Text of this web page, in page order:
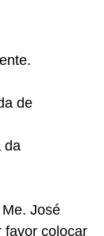
de
da
José
favor colocar